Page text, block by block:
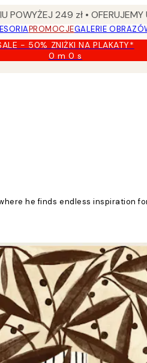
POWYŻEJ 249 zł •
PROMOCJEGALERIE
- 50% ZNIŻKI NA PLAKATY*
0 m0 s
Ważny
he finds endless inspiration